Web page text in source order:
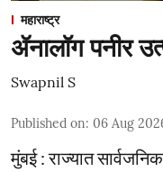
महाराष्ट्र
ॲनालॉग पनीर
Swapnil S
Published on: 06 Aug
मुंबई : राज्यात